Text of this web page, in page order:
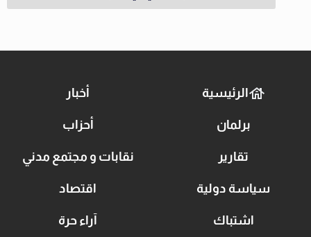
الرئيسية أخبار
برلمان أحزاب
تقارير نقابات و مجتمع مدني
سياسة دولية اقتصاد
اشتباك آراء حرة